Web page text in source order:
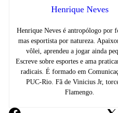
Henrique Neves
Henrique Neves é antropólogo por
mas esportista por natureza.
vôlei, aprendeu a jogar ainda
Escreve sobre esportes e ama
radicais. É formado em
PUC-Rio. Fã de Vinicius Jr,
Flamengo.